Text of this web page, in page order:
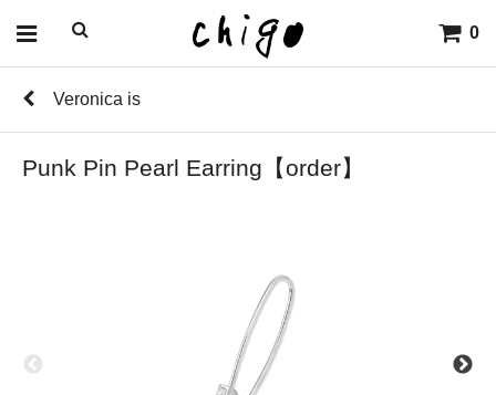
0
Veronica is
Punk Pin Pearl Earring【order】